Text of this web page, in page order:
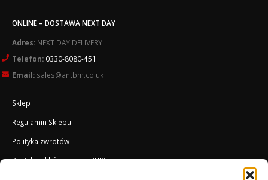
ONLINE – DOSTAWA NEXT DAY
Adres: NEXT DAY DELIVERY
Telefon: 0330-8080-451
Email: sales@antbm.co.uk
Sklep
Regulamin Sklepu
Polityka zwrotów
Polityka plików cookies (UK)